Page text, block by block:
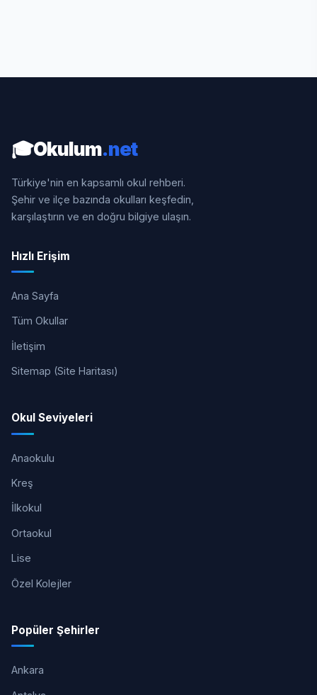
🎓Okulum.net
Türkiye'nin en kapsamlı okul rehberi.
Şehir ve ilçe bazında okulları keşfedin,
karşılaştırın ve en doğru bilgiye ulaşın.
Hızlı Erişim
Ana Sayfa
Tüm Okullar
İletişim
Sitemap (Site Haritası)
Okul Seviyeleri
Anaokulu
Kreş
İlkokul
Ortaokul
Lise
Özel Kolejler
Popüler Şehirler
Ankara